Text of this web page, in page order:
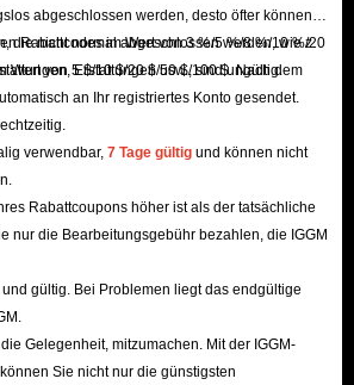
abgeschlossen werden, desto öfter können
die nicht normal abgeschlossen werden, wie z.
Erstattungen usw., sind ungültig.
Rabattcodes im Wert von 3 %/5 %/8 %/10 %/20
Wert von 5 $/10 $/20 $/50 $/100 $. Nach dem
an Ihr registriertes Konto gesendet.
verwendbar, 7 Tage gültig und können nicht
Rabattcoupons höher ist als der tatsächliche
nur die Bearbeitungsgebühr bezahlen, die IGGM
gültig. Bei Problemen liegt das endgültige
Gelegenheit, mitzumachen. Mit der IGGM-
Sie nicht nur die günstigsten